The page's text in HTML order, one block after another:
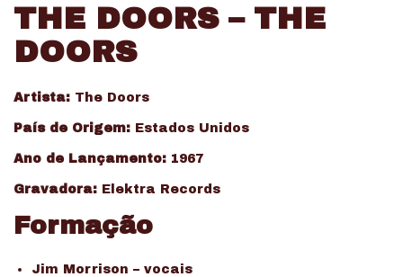
THE DOORS – THE
DOORS
Artista: The Doors
País de Origem: Estados Unidos
Ano de Lançamento: 1967
Gravadora: Elektra Records
Formação
Jim Morrison – vocais